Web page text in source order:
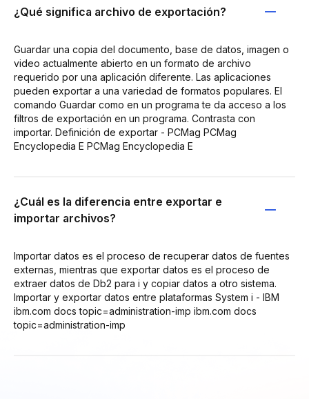
¿Qué significa archivo de exportación?
Guardar una copia del documento, base de datos, imagen o
video actualmente abierto en un formato de archivo
requerido por una aplicación diferente. Las aplicaciones
pueden exportar a una variedad de formatos populares. El
comando Guardar como en un programa te da acceso a los
filtros de exportación en un programa. Contrasta con
importar. Definición de exportar - PCMag PCMag
Encyclopedia E PCMag Encyclopedia E
¿Cuál es la diferencia entre exportar e
importar archivos?
Importar datos es el proceso de recuperar datos de fuentes
externas, mientras que exportar datos es el proceso de
extraer datos de Db2 para i y copiar datos a otro sistema.
Importar y exportar datos entre plataformas System i - IBM
ibm.com docs topic=administration-imp ibm.com docs
topic=administration-imp